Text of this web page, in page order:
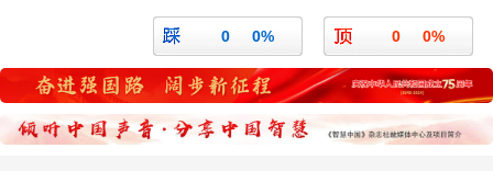
0 0%
0 0%